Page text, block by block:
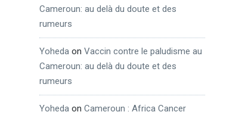
Cameroun: au delà du doute et des
rumeurs
Yoheda on Vaccin contre le paludisme au
Cameroun: au delà du doute et des
rumeurs
Yoheda on Cameroun : Africa Cancer